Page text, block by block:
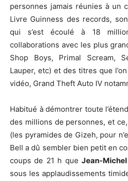
personnes jamais réunies à un
Livre Guinness des records,
qui s’est écoulé à 18
collaborations avec les plus
Shop Boys, Primal Scream,
Lauper, etc) et des titres que
vidéo, Grand Theft Auto IV
Habitué à démontrer toute
des millions de personnes, et
(les pyramides de Gizeh, pour
Bell a dû sembler bien petit en
coups de 21 h queJean-
sous les applaudissements